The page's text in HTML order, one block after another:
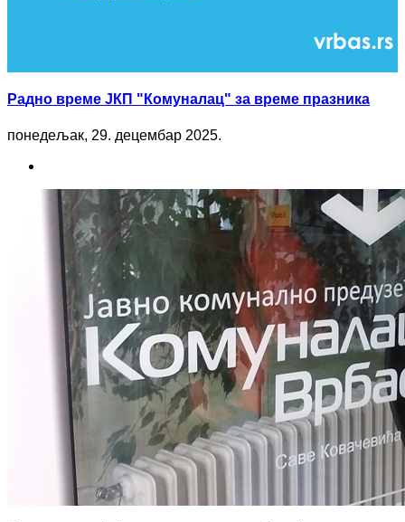
Радно време ЈКП "Комуналац" за време празника
понедељак, 29. децембар 2025.